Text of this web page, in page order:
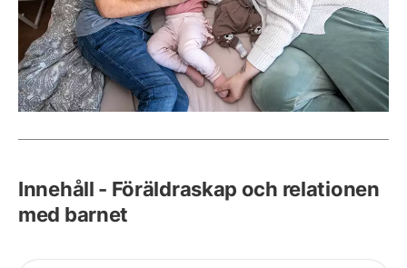
Innehåll - Föräldraskap och relationen
med barnet